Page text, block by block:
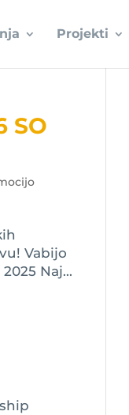
Projekti
SO
Vabijo
Naj...